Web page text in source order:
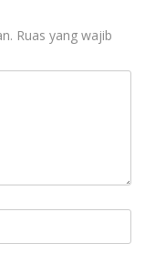
Ruas yang wajib